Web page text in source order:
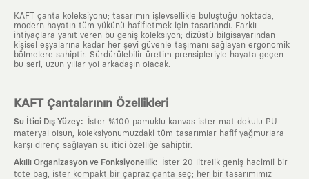
KAFT çanta koleksiyonu; tasarımın işlevsellikle buluştuğu noktada,
modern hayatın tüm yükünü hafifletmek için tasarlandı. Farklı
ihtiyaçlara yanıt veren bu geniş koleksiyon; dizüstü bilgisayarından
kişisel eşyalarına kadar her şeyi güvenle taşımanı sağlayan ergonomik
bölmelere sahiptir. Sürdürülebilir üretim prensipleriyle hayata geçen
bu seri, uzun yıllar yol arkadaşın olacak.
KAFT Çantalarının Özellikleri
Su İtici Dış Yüzey:
İster %100 pamuklu kanvas ister mat dokulu PU
materyal olsun, koleksiyonumuzdaki tüm tasarımlar hafif yağmurlara
karşı direnç sağlayan su itici özelliğe sahiptir.
Akıllı Organizasyon ve Fonksiyonellik:
İster 20 litrelik geniş hacimli bir
tote bag, ister kompakt bir çapraz çanta seç; her bir tasarımımız